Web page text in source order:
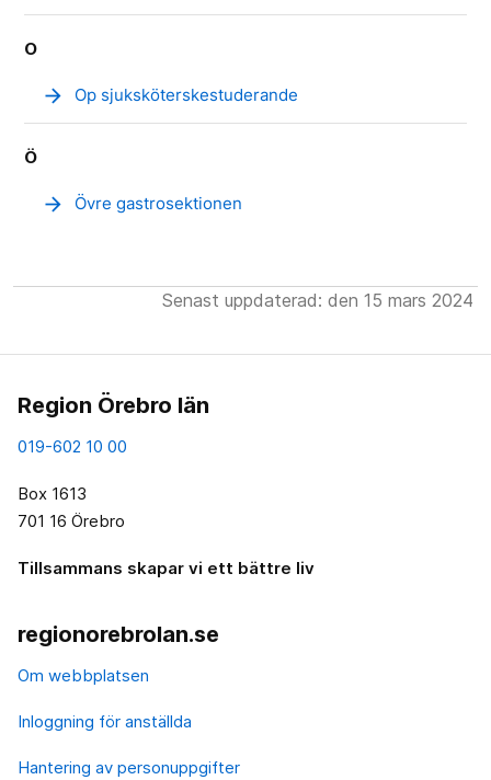
O
arrow_forward Op sjuksköterskestuderande
Ö
arrow_forward Övre gastrosektionen
Senast uppdaterad: den 15 mars 2024
Region Örebro län
019-602 10 00
Box 1613
701 16 Örebro
Tillsammans skapar vi ett bättre liv
regionorebrolan.se
Om webbplatsen
Inloggning för anställda
Hantering av personuppgifter